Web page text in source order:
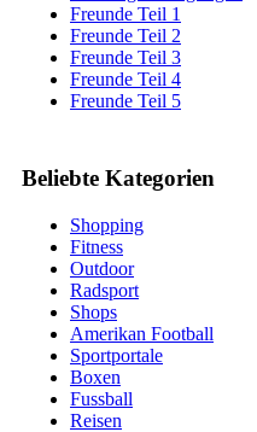
Beliebte Kategorien
Shopping
Fitness
Outdoor
Radsport
Shops
Amerikan Football
Sportportale
Boxen
Fussball
Reisen
Freunde Teil 1
Freunde Teil 2
Freunde Teil 3
Freunde Teil 4
Freunde Teil 5